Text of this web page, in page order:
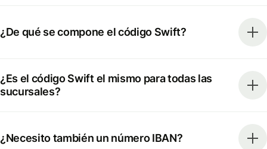
¿De qué se compone el código Swift?
¿Es el código Swift el mismo para todas las
sucursales?
¿Necesito también un número IBAN?